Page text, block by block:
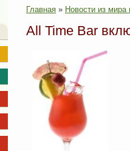
Главная » Новости из мира
All Time Bar